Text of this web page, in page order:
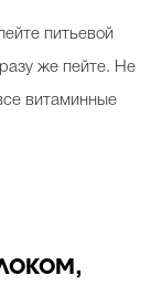
питьевой
же пейте. Не
витаминные